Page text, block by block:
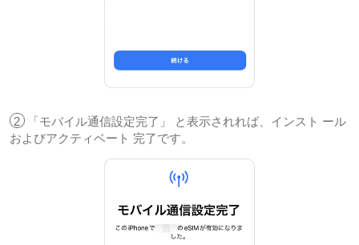
2
「モバイル通信設定完了」 と表示されれば、インスト ール
およびアクティベート 完了です。